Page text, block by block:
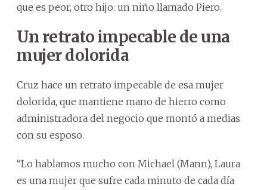
que es peor, otro hijo: un niño llamado Piero.
Un retrato impecable de una
mujer dolorida
Cruz hace un retrato impecable de esa mujer
dolorida, que mantiene mano de hierro como
administradora del negocio que montó a medias
con su esposo.
“Lo hablamos mucho con Michael (Mann), Laura
es una mujer que sufre cada minuto de cada día